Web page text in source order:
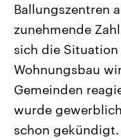
Landtagswahl
2026
Alle Informationen
Sachsen-Anhalt wählt
September 2026
Landtag. Seit 2021
Bundesland von einer
CDU, SPD und FDP
Umfragen, Prognosen,
Wahlprogramme,
und Hintergründe zu
Sendungen
Ballungszentren
zunehmende
sich die
Wohnungsbau
Gemeinden
wurde
schon